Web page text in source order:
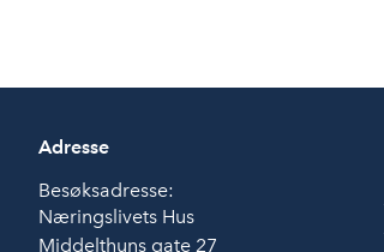
Adresse
Besøksadresse:
Næringslivets Hus
Middelthuns gate 27